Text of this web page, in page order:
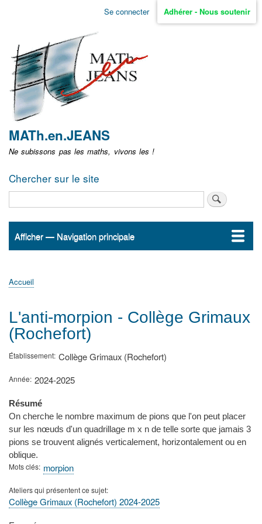
Aller
non
identifié
Se connecter Adhérer - Nous soutenir
MATh.en.JEANS
Ne subissons pas les maths, vivons les !
Chercher sur le site
Navigation
Afficher — Navigation principale
Accueil
ActualitésMATh.en.JEANS ?
Régions et Ateliers
Créer, gérer un atelier
Sujets/Publications
Congrès
d'Ariane
Accueil
L'anti-morpion - Collège Grimaux
(Rochefort)
Établissement Collège Grimaux (Rochefort)
Année 2024-2025
Résumé
On cherche le nombre maximum de pions que l'on peut placer
sur les nœuds d'un quadrillage m x n de telle sorte que jamais 3
pions se trouvent alignés verticalement, horizontalement ou en
oblique.
Mots clés morpion
Ateliers qui présentent ce sujet
Collège Grimaux (Rochefort) 2024-2025